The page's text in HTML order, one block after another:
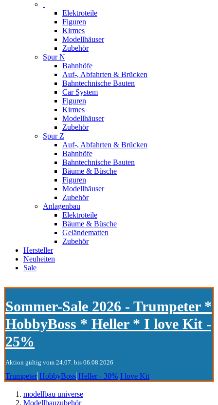
Elektroteile
Figuren
Kirmes
Modellhäuser
Zubehör
Spur N
Bahnhöfe
Auf-, Abfahrten & Brücken
Bahntechnische Bauten
Car System
Figuren
Kirmes
Modellhäuser
Zubehör
Spur Z
Auf-, Abfahrten & Brücken
Bahnhöfe
Bahntechnische Bauten
Bäume & Büsche
Figuren
Modellhäuser
Zubehör
Anlagenbau
Elektroteile
Bäume & Büsche
Geländematten
Zubehör
Hersteller
Neuheiten
Sale
Sommer-Sale 2026 - Trumpeter *
HobbyBoss * Heller * I love Kit -
25%
Aktion gültig vom 24.07. bis 06.08.2026
Trumpeter HobbyBoss Heller - 30% I love Kit
modellbau universe
Modellbauzubehör